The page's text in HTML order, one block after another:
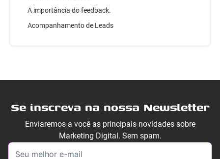
A importância do feedback.
Acompanhamento de Leads
Se inscreva na nossa Newsletter
Enviaremos a você as principais novidades sobre
Marketing Digital. Sem spam.